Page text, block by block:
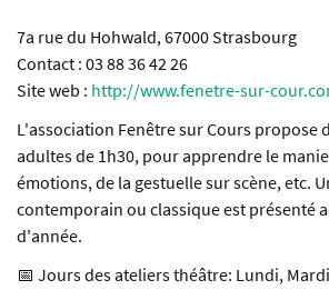
7a rue du Hohwald, 67000 Strasbourg
Contact : 03 88 36 42 26
Site web : http://www.fenetre-sur-
L'association Fenêtre sur Cours propose
adultes de 1h30, pour apprendre le
émotions, de la gestuelle sur scène, etc.
contemporain ou classique est présenté
d'année.
📅 Jours des ateliers théâtre: Lundi, Mardi